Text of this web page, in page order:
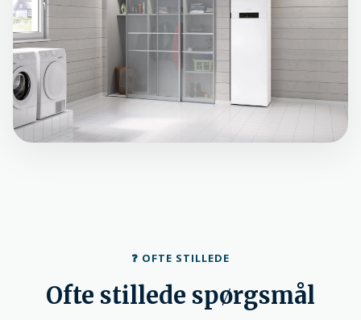
❓ OFTE STILLEDE
Ofte stillede spørgsmål